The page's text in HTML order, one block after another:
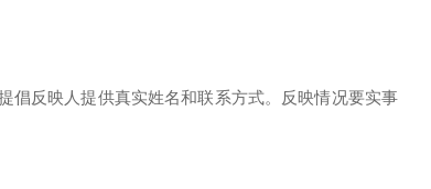
倡反映人提供真实姓名和联系方式。反映情况要实事